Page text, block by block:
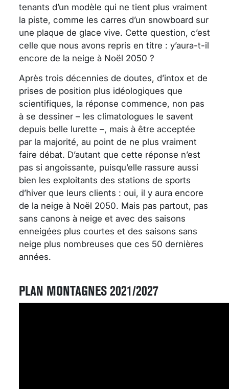
tenants d’un modèle qui ne tient plus vraiment
la piste, comme les carres d’un snowboard sur
une plaque de glace vive. Cette question, c’est
celle que nous avons repris en titre : y’aura-t-il
encore de la neige à Noël 2050 ?
Après trois décennies de doutes, d’intox et de
prises de position plus idéologiques que
scientifiques, la réponse commence, non pas
à se dessiner – les climatologues le savent
depuis belle lurette –, mais à être acceptée
par la majorité, au point de ne plus vraiment
faire débat. D’autant que cette réponse n’est
pas si angoissante, puisqu’elle rassure aussi
bien les exploitants des stations de sports
d’hiver que leurs clients : oui, il y aura encore
de la neige à Noël 2050. Mais pas partout, pas
sans canons à neige et avec des saisons
enneigées plus courtes et des saisons sans
neige plus nombreuses que ces 50 dernières
années.
PLAN MONTAGNES 2021/2027